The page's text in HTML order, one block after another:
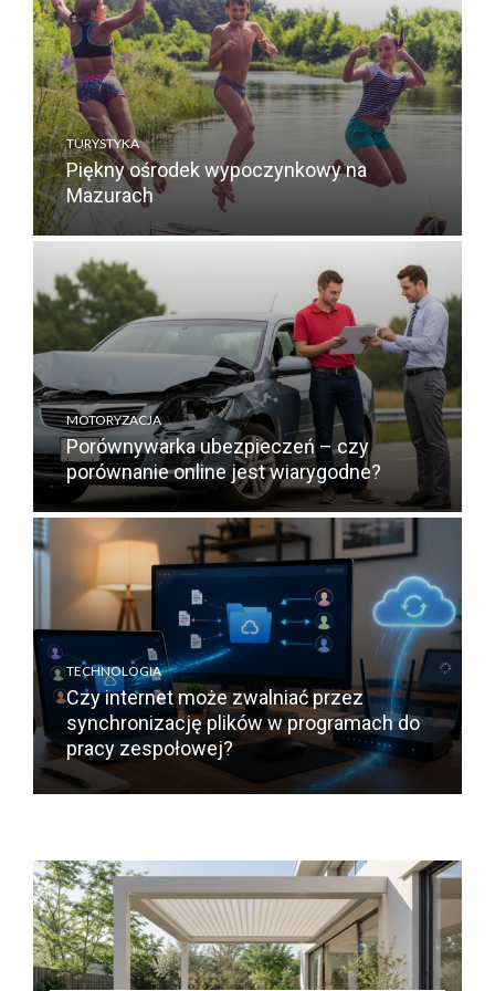
TURYSTYKA
Piękny ośrodek wypoczynkowy na
Mazurach
MOTORYZACJA
Porównywarka ubezpieczeń – czy
porównanie online jest wiarygodne?
TECHNOLOGIA
Czy internet może zwalniać przez
synchronizację plików w programach do
pracy zespołowej?